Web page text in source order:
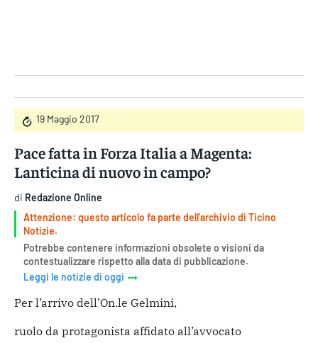
19 Maggio 2017
Pace fatta in Forza Italia a Magenta:
Lanticina di nuovo in campo?
di Redazione Online
Attenzione: questo articolo fa parte dell'archivio di Ticino
Notizie.
Potrebbe contenere informazioni obsolete o visioni da
contestualizzare rispetto alla data di pubblicazione.
Leggi le notizie di oggi
Per l’arrivo dell’On.le Gelmini,
ruolo da protagonista affidato all’avvocato